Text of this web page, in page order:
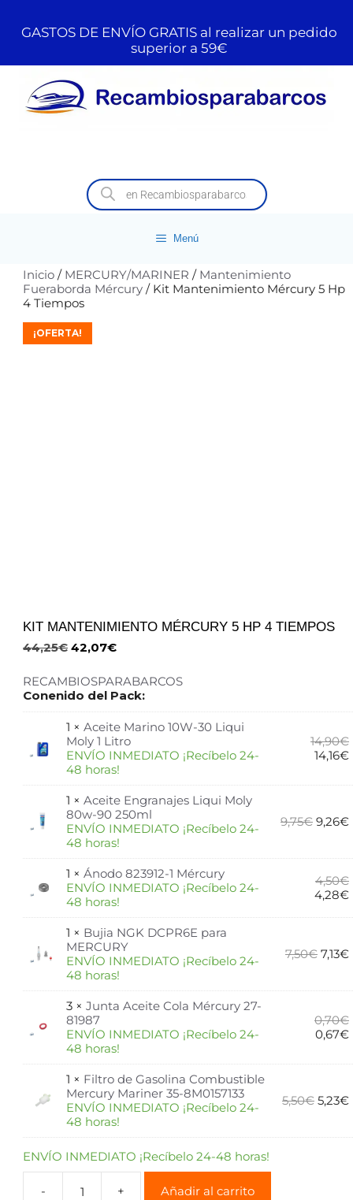
GASTOS DE ENVÍO GRATIS al realizar un pedido
superior a 59€
Menú
Inicio / MERCURY/MARINER / Mantenimiento
Fueraborda Mércury / Kit Mantenimiento Mércury 5 Hp
4 Tiempos
¡OFERTA!
KIT MANTENIMIENTO MÉRCURY 5 HP 4 TIEMPOS
44,25€ 42,07€
RECAMBIOSPARABARCOS
Conenido del Pack:
1 × Aceite Marino 10W-30 Liqui
Moly 1 Litro
ENVÍO INMEDIATO ¡Recíbelo 24-
48 horas!
14,90€
14,16€
1 × Aceite Engranajes Liqui Moly
80w-90 250ml
ENVÍO INMEDIATO ¡Recíbelo 24-
48 horas!
9,75€ 9,26€
1 × Ánodo 823912-1 Mércury
ENVÍO INMEDIATO ¡Recíbelo 24-
48 horas!
4,50€
4,28€
1 × Bujia NGK DCPR6E para
MERCURY
ENVÍO INMEDIATO ¡Recíbelo 24-
48 horas!
7,50€ 7,13€
3 × Junta Aceite Cola Mércury 27-
81987
ENVÍO INMEDIATO ¡Recíbelo 24-
48 horas!
0,70€
0,67€
1 × Filtro de Gasolina Combustible
Mercury Mariner 35-8M0157133
ENVÍO INMEDIATO ¡Recíbelo 24-
48 horas!
5,50€ 5,23€
ENVÍO INMEDIATO ¡Recíbelo 24-48 horas!
Añadir al carrito